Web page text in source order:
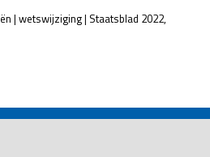
| wetswijziging | Staatsblad 2022,